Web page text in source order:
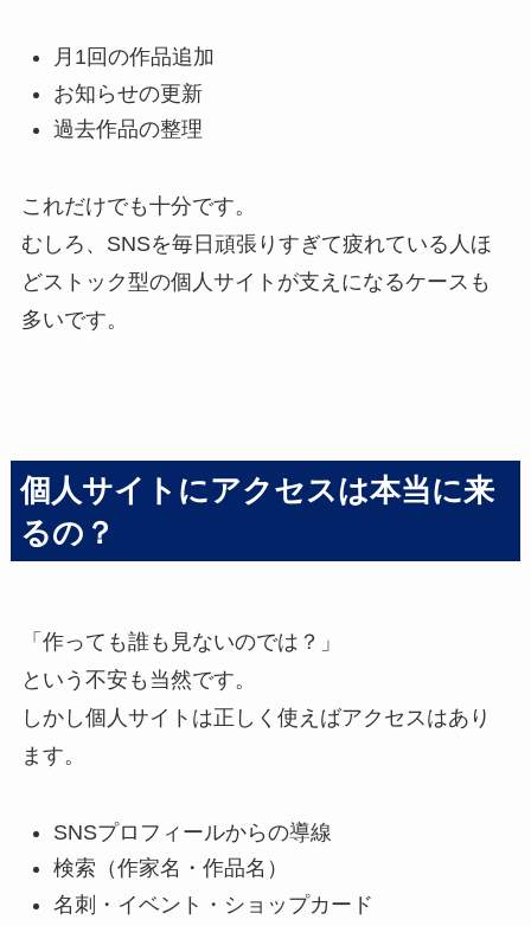
月1回の作品追加
お知らせの更新
過去作品の整理
これだけでも十分です。
むしろ、SNSを毎日頑張りすぎて疲れている人ほ
どストック型の個人サイトが支えになるケースも
多いです。
個人サイトにアクセスは本当に来
るの？
「作っても誰も見ないのでは？」
という不安も当然です。
しかし個人サイトは正しく使えばアクセスはあり
ます。
SNSプロフィールからの導線
検索（作家名・作品名）
名刺・イベント・ショップカード